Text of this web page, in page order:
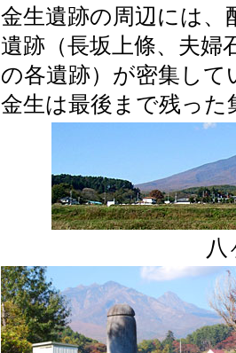
金生遺跡の周辺には、
遺跡（長坂上條、夫婦
の各遺跡）が密集し
金生は最後まで残った
八